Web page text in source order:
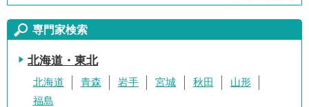
専門家検索
北海道・東北
北海道 青森 岩手 宮城 秋田
山形
福島